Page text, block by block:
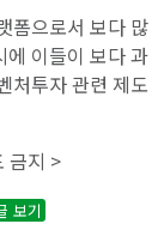
폼으로서 보다 많
에 이들이 보다 과
처투자 관련 제도
금지 >
보기